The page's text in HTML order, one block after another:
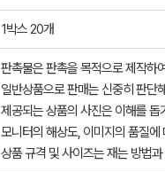
1박스 20개
판촉물은 판촉을 목적으로 제작하
일반상품으로 판매는 신중히 판단
제공되는 상품의 사진은 이해를
모니터의 해상도, 이미지의 품질
상품 규격 및 사이즈는 재는 방법